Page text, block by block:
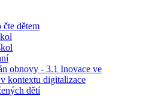
čte dětem
obnovy - 3.1 Inovace ve
kontextu digitalizace
dětí